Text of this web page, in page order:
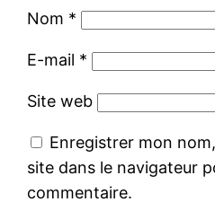
Nom *
E-mail *
Site web
Enregistrer mon
site dans le navigateur
commentaire.